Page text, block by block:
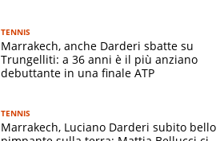
TENNIS
Marrakech, anche Darderi sbatte su
Trungelliti: a 36 anni è il più anziano
debuttante in una finale ATP
TENNIS
Marrakech, Luciano Darderi subito bello